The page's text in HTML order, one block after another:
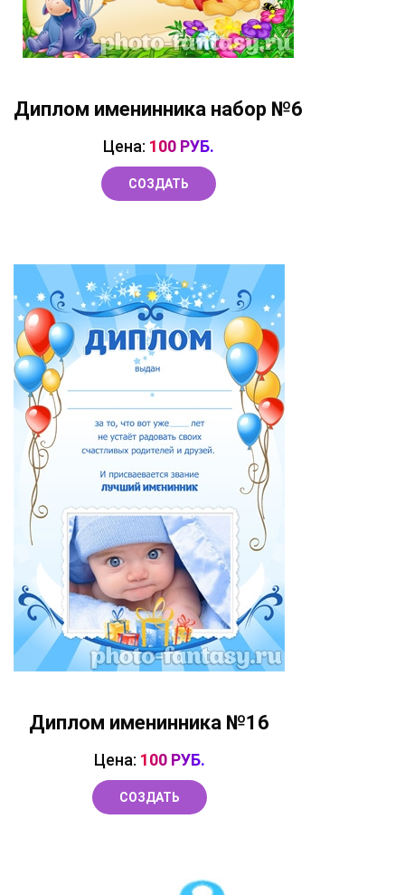
Диплом именинника набор №6
Цена: 100 РУБ.
СОЗДАТЬ
Диплом именинника №16
Цена: 100 РУБ.
СОЗДАТЬ